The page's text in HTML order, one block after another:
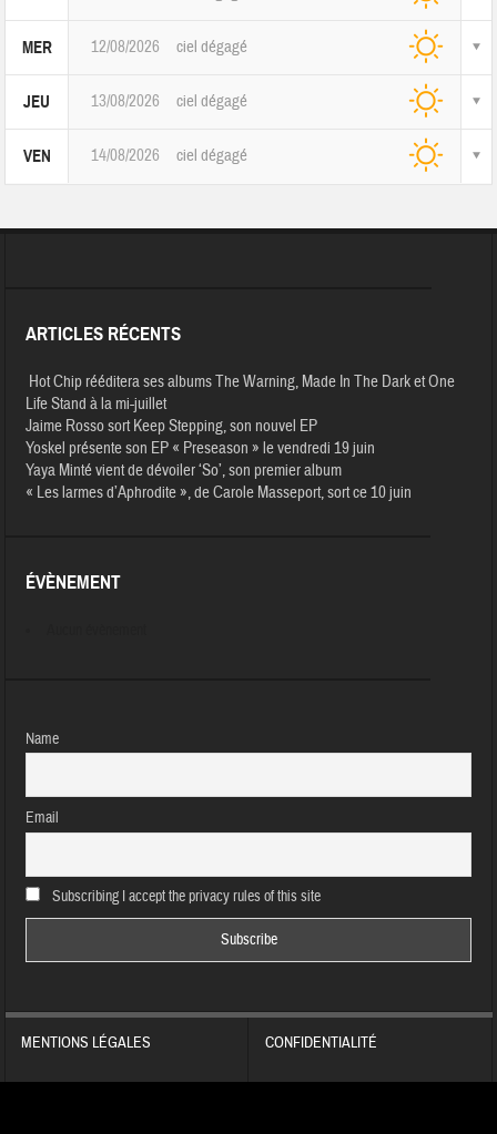
MER 12/08/2026 ciel dégagé
JEU 13/08/2026 ciel dégagé
VEN 14/08/2026 ciel dégagé
ARTICLES RÉCENTS
Hot Chip rééditera ses albums The Warning, Made In The Dark et One
Life Stand à la mi-juillet
Jaime Rosso sort Keep Stepping, son nouvel EP
Yoskel présente son EP « Preseason » le vendredi 19 juin
Yaya Minté vient de dévoiler ‘So’, son premier album
« Les larmes d’Aphrodite », de Carole Masseport, sort ce 10 juin
ÉVÈNEMENT
Name
Email
Subscribing I accept the privacy rules of this site
MENTIONS LÉGALES CONFIDENTIALITÉ